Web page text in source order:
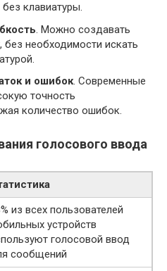
клавиатуры.
. Можно создавать
необходимости искать
и ошибок. Современные
точность
количество ошибок.
голосового ввода
из всех пользователей
устройств
голосовой ввод
сообщений